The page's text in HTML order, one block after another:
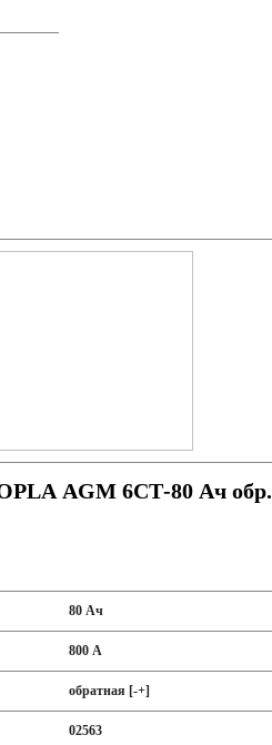
AGM 6СТ-80 Ач обр.
80 Ач
800 А
обратная [-+]
02563